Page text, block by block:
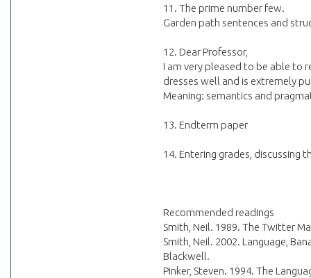
11. The prime number few.
Garden path sentences and
12. Dear Professor,
I am very pleased to be able to
dresses well and is extremely
Meaning: semantics and
13. Endterm paper
14. Entering grades, discussing
Recommended readings
Smith, Neil. 1989. The Twitter
Smith, Neil. 2002. Language,
Blackwell.
Pinker, Steven. 1994. The